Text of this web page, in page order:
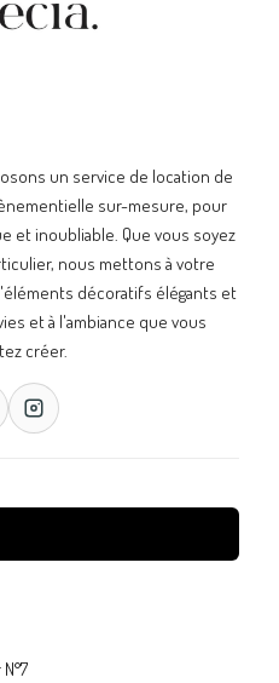
un service de location de
sur-mesure, pour
et inoubliable. Que vous soyez
nous mettons à votre
décoratifs élégants et
et à l'ambiance que vous
créer.